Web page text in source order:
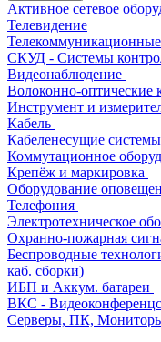
Активное сетевое
Телевидение
СКУД - Системы
Видеонаблюдение
Волоконно-оптические
Инструмент и
Кабель
Кабеленесущие системы
Коммутационное
Крепёж и маркировка
Оборудование
Телефония
Электротехническое
Охранно-пожарная
Беспроводные
каб. сборки)
ИБП и Аккум. батареи
ВКС -
Серверы, ПК,